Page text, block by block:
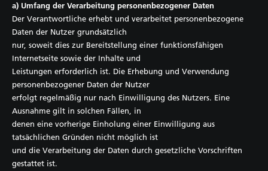
a) Umfang der Verarbeitung personenbezogener Daten
Der Verantwortliche erhebt und verarbeitet personenbezogene
Daten der Nutzer grundsätzlich
nur, soweit dies zur Bereitstellung einer funktionsfähigen
Internetseite sowie der Inhalte und
Leistungen erforderlich ist. Die Erhebung und Verwendung
personenbezogener Daten der Nutzer
erfolgt regelmäßig nur nach Einwilligung des Nutzers. Eine
Ausnahme gilt in solchen Fällen, in
denen eine vorherige Einholung einer Einwilligung aus
tatsächlichen Gründen nicht möglich ist
und die Verarbeitung der Daten durch gesetzliche Vorschriften
gestattet ist.